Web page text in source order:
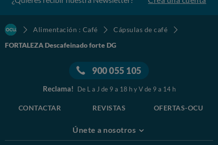
Alimentación : Café
Cápsulas de café
FORTALEZA Descafeinado forte DG
900 055 105
Reclama! De L a J de 9 a 18 h y V de 9 a 14 h
CONTACTAR REVISTAS OFERTAS-OCU
Únete a nosotros